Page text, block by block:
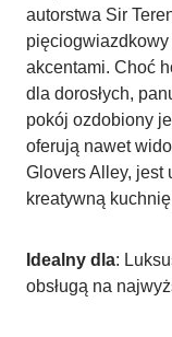
autorstwa Sir
akcentami. Choć
dla dorosłych,
pokój ozdobiony
oferują nawet
Glovers Alley, jest
kreatywną
Idealny dla:
obsługą na